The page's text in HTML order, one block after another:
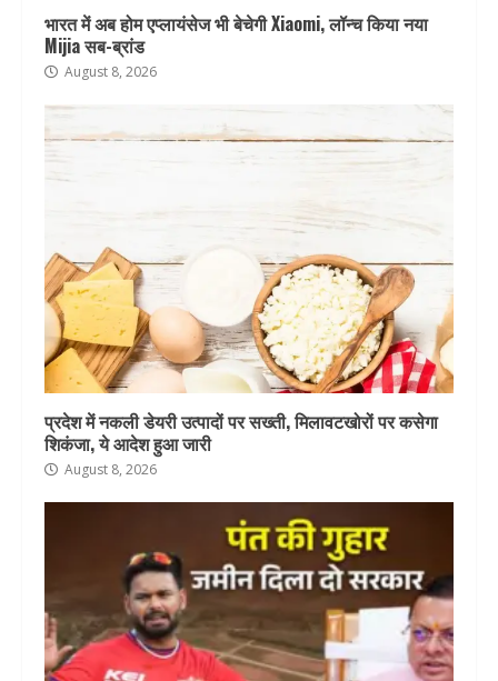
भारत में अब होम एप्लायंसेज भी बेचेगी Xiaomi, लॉन्च किया नया
Mijia सब-ब्रांड
August 8, 2026
प्रदेश में नकली डेयरी उत्पादों पर सख्ती, मिलावटखोरों पर कसेगा
शिकंजा, ये आदेश हुआ जारी
August 8, 2026